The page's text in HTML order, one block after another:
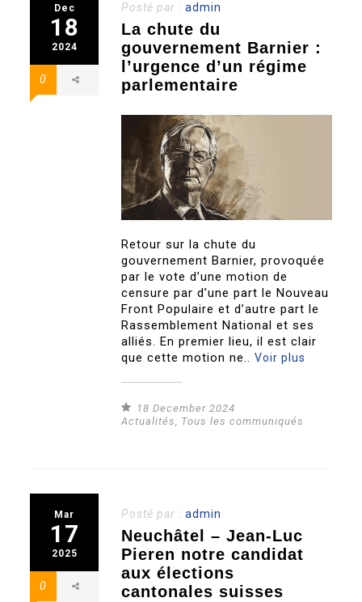
Dec
18
2024
0
Posté par :admin
La chute du
gouvernement Barnier :
l’urgence d’un régime
parlementaire
Retour sur la chute du
gouvernement Barnier, provoquée
par le vote d’une motion de
censure par d’une part le Nouveau
Front Populaire et d’autre part le
Rassemblement National et ses
alliés. En premier lieu, il est clair
que cette motion ne..Voir plus
18 December 2024
Actualités, Tous les communiqués
Mar
17
2025
0
Posté par :admin
Neuchâtel – Jean-Luc
Pieren notre candidat
aux élections
cantonales suisses